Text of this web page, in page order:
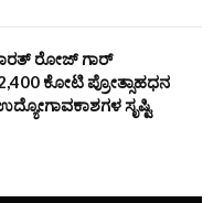
ರೋಜ್‌ ಗಾರ್
ಕೋಟಿ ಪ್ರೋತ್ಸಾಹಧನ
ಸೃಷ್ಟಿ